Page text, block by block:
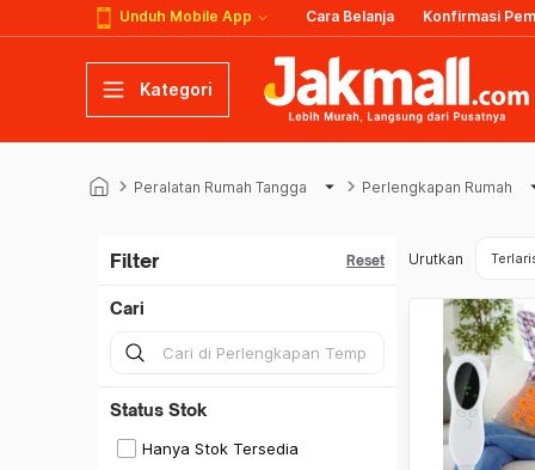
Unduh Mobile App Cara Belanja Konfirmasi
Kategori
keyboard_arrow_right Peralatan Rumah Tangga arrow_drop_down keyboard_arrow_right Perlengkapan Rumah
Filter Reset
Cari
Status Stok
Hanya Stok Tersedia
Urutkan